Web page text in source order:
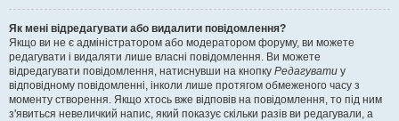
Як мені відредагувати або видалити повідомлення?
Якщо ви не є адміністратором або модератором форуму, ви можете
редагувати і видаляти лише власні повідомлення. Ви можете
відредагувати повідомлення, натиснувши на кнопку Редагувати у
відповідному повідомленні, інколи лише протягом обмеженого часу з
моменту створення. Якщо хтось вже відповів на повідомлення, то під ним
з'явиться невеличкий напис, який показує скільки разів ви редагували, а